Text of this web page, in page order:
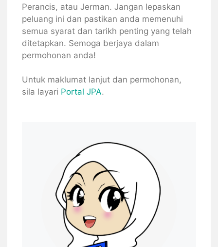
Perancis, atau Jerman. Jangan lepaskan
peluang ini dan pastikan anda memenuhi
semua syarat dan tarikh penting yang telah
ditetapkan. Semoga berjaya dalam
permohonan anda!
Untuk maklumat lanjut dan permohonan,
sila layari Portal JPA.